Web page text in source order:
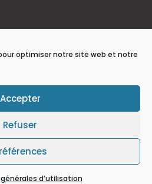
optimiser notre site web et notre
Accepter
Refuser
d’utilisation